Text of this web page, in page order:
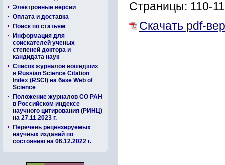
Электронные версии
Оплата и доставка
Поиск по статьям
Информация для
соискателей ученых
степеней доктора и
кандидата наук
Список журналов вошедших
в Russian Science Citation
Index (RSCI) на базе Web of
Science
Положение журналов СО РАН
в Российском индексе
научного цитирования (РИНЦ)
на 27.11.2023 г.
Перечень рецензируемых
научных изданий по
состоянию на 06.12.2022 г.
Страницы: 110-
Скачать pdf-